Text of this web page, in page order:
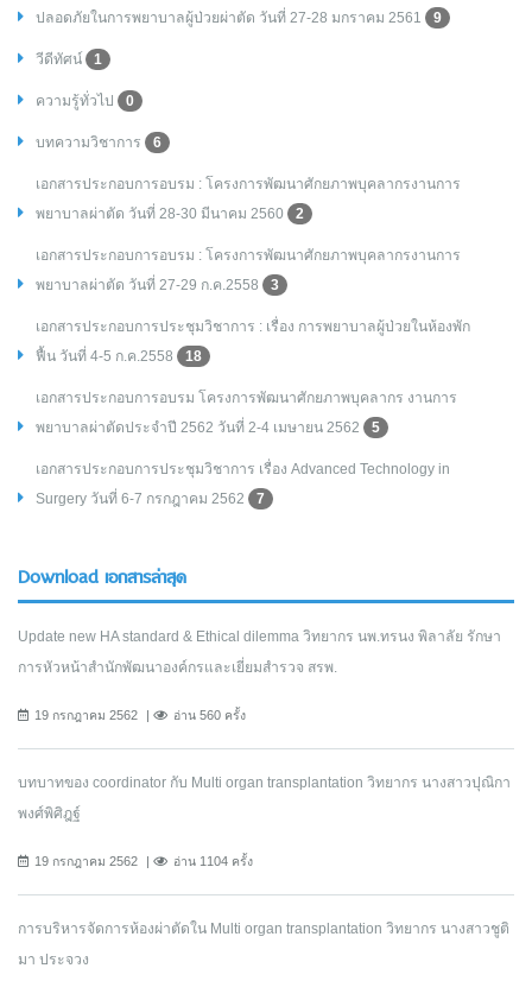
ปลอดภัยในการพยาบาลผู้ป่วยผ่าตัด วันที่ 27-28 มกราคม 2561
9
วีดีทัศน์ 1
ความรู้ทั่วไป 0
บทความวิชาการ 6
เอกสารประกอบการอบรม : โครงการพัฒนาศักยภาพบุคลากรงานการ
พยาบาลผ่าตัด วันที่ 28-30 มีนาคม 2560
2
เอกสารประกอบการอบรม : โครงการพัฒนาศักยภาพบุคลากรงานการ
พยาบาลผ่าตัด วันที่ 27-29 ก.ค.2558
3
เอกสารประกอบการประชุมวิชาการ : เรื่อง การพยาบาลผู้ป่วยในห้องพัก
ฟื้น วันที่ 4-5 ก.ค.2558
18
เอกสารประกอบการอบรม โครงการพัฒนาศักยภาพบุคลากร งานการ
พยาบาลผ่าตัดประจำปี 2562 วันที่ 2-4 เมษายน 2562
5
เอกสารประกอบการประชุมวิชาการ เรื่อง Advanced Technology in
Surgery วันที่ 6-7 กรกฎาคม 2562
7
Download เอกสารล่าสุด
Update new HA standard & Ethical dilemma วิทยากร นพ.ทรนง พิลาลัย รักษา
การหัวหน้าสำนักพัฒนาองค์กรและเยี่ยมสำรวจ สรพ.
19 กรกฎาคม 2562 อ่าน 560 ครั้ง
บทบาทของ coordinator กับ Multi organ transplantation วิทยากร นางสาวปุณิกา
พงศ์พิศิฎฐ์
19 กรกฎาคม 2562 อ่าน 1104 ครั้ง
การบริหารจัดการห้องผ่าตัดใน Multi organ transplantation วิทยากร นางสาวชูติ
มา ประจวง